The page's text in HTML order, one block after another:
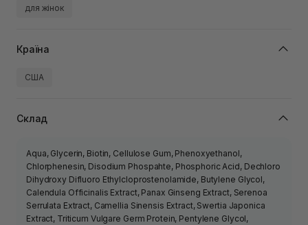
для жінок
Країна
США
Склад
Аqua, Glycerin, Biotin, Cellulose Gum, Phenoxyethanol,
Chlorphenesin, Disodium Phospahte, Phosphoric Acid, Dechloro
Dihydroxy Difluoro Ethylcloprostenolamide, Butylene Glycol,
Calendula Officinalis Extract, Panax Ginseng Extract, Serenoa
Serrulata Extract, Camellia Sinensis Extract, Swertia Japonica
Extract, Triticum Vulgare Germ Protein, Pentylene Glycol,